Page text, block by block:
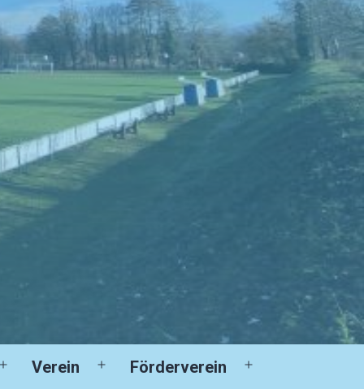
MenüVerein
MenüFörderverein